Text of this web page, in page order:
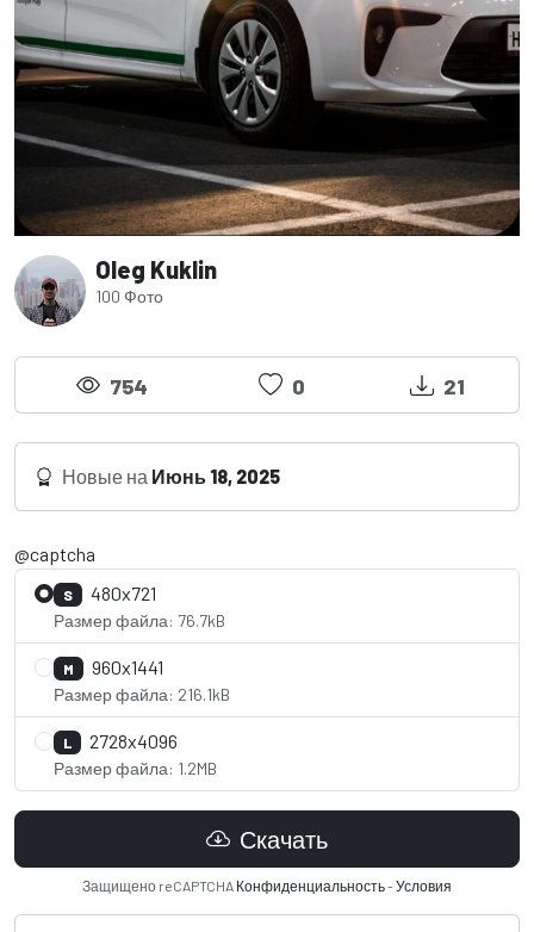
Oleg Kuklin
100 Фото
754 0 21
Новые на Июнь 18, 2025
@captcha
S 480x721
Размер файла: 76.7kB
M 960x1441
Размер файла: 216.1kB
L 2728x4096
Размер файла: 1.2MB
Скачать
Защищено reCAPTCHA Конфиденциальность-Условия